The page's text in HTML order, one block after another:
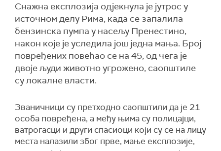
Снажна експлозија одјекнула је јутрос у
источном делу Рима, када се запалила
бензинска пумпа у насељу Пренестино,
након које је уследила још једна мања. Број
повређених повећао се на 45, од чега је
двоје људи животно угрожено, саопштиле
су локалне власти.
Званичници су претходно саопштили да је 21
особа повређена, а међу њима су полицајци,
ватрогасци и други спасиоци који су се на лицу
места налазили због прве, мање експлозије,